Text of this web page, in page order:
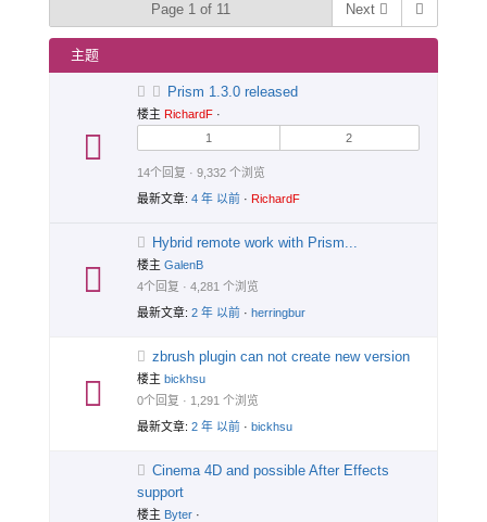
里：
Page 1 of 11 Next
主题
Prism 1.3.0 released
楼主 RichardF·
1
2
14个回复 · 9,332 个浏览
最新文章: 4 年 以前· RichardF
Hybrid remote work with Prism...
楼主 GalenB
4个回复 · 4,281 个浏览
最新文章: 2 年 以前· herringbur
zbrush plugin can not create new version
楼主 bickhsu
0个回复 · 1,291 个浏览
最新文章: 2 年 以前· bickhsu
Cinema 4D and possible After Effects
support
楼主 Byter·